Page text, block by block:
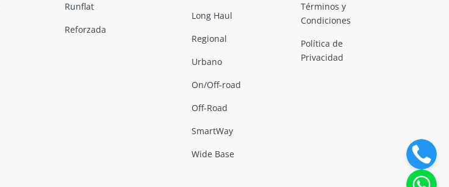
Runflat
Reforzada
Long Haul
Regional
Urbano
On/Off-road
Off-Road
SmartWay
Wide Base
Términos y
Condiciones
Política de
Privacidad